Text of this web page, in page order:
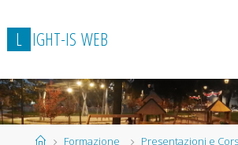
L IGHT-IS WEB
HomeFormazione Presentazioni e